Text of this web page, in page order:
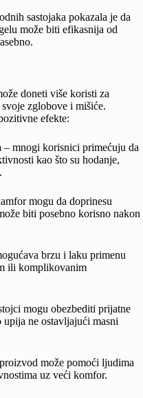
sastojaka pokazala je da
može biti efikasnija od
doneti više koristi za
zglobove i mišiće.
efekte:
– mnogi korisnici primećuju da
kao što su hodanje,
mogu da doprinesu
biti posebno korisno nakon
brzu i laku primenu
ili komplikovanim
mogu obezbediti prijatne
upija ne ostavljajući masni
može pomoći ljudima
uz veći komfor.